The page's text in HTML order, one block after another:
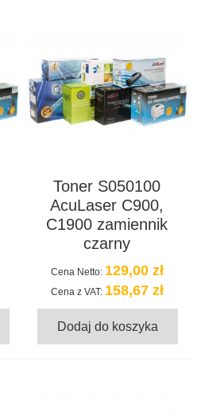
Toner S050100
AcuLaser C900,
C1900 zamiennik
czarny
Cena Netto: 129,00 zł
Cena z VAT: 158,67 zł
Dodaj do koszyka